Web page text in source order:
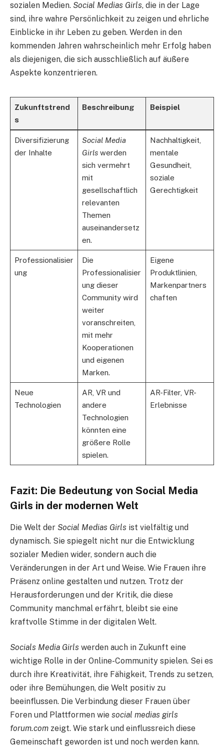
sozialen Medien. Social Medias Girls, die in der Lage
sind, ihre wahre Persönlichkeit zu zeigen und ehrliche
Einblicke in ihr Leben zu geben. Werden in den
kommenden Jahren wahrscheinlich mehr Erfolg haben
als diejenigen, die sich ausschließlich auf äußere
Aspekte konzentrieren.
Zukunftstrend
s
Beschreibung Beispiel
Diversifizierung
der Inhalte
Social Media
Girlswerden
sich vermehrt
mit
gesellschaftlich
relevanten
Themen
auseinandersetz
en.
Nachhaltigkeit,
mentale
Gesundheit,
soziale
Gerechtigkeit
Professionalisier
ung
Die
Professionalisier
ung dieser
Community wird
weiter
voranschreiten,
mit mehr
Kooperationen
und eigenen
Marken.
Eigene
Produktlinien,
Markenpartners
chaften
Neue
Technologien
AR, VR und
andere
Technologien
könnten eine
größere Rolle
spielen.
AR-Filter, VR-
Erlebnisse
Fazit: Die Bedeutung von Social Media
Girls in der modernen Welt
Die Welt der Social Medias Girls ist vielfältig und
dynamisch. Sie spiegelt nicht nur die Entwicklung
sozialer Medien wider, sondern auch die
Veränderungen in der Art und Weise. Wie Frauen ihre
Präsenz online gestalten und nutzen. Trotz der
Herausforderungen und der Kritik, die diese
Community manchmal erfährt, bleibt sie eine
kraftvolle Stimme in der digitalen Welt.
Socials Media Girls werden auch in Zukunft eine
wichtige Rolle in der Online-Community spielen. Sei es
durch ihre Kreativität, ihre Fähigkeit, Trends zu setzen,
oder ihre Bemühungen, die Welt positiv zu
beeinflussen. Die Verbindung dieser Frauen über
Foren und Plattformen wie social medias girls
forum.com zeigt. Wie stark und einflussreich diese
Gemeinschaft geworden ist und noch werden kann.